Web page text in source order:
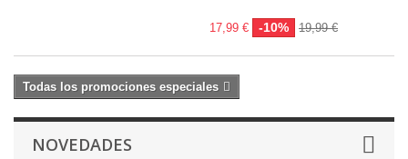
17,99 € -10% 19,99 €
Todas los promociones especiales
NOVEDADES